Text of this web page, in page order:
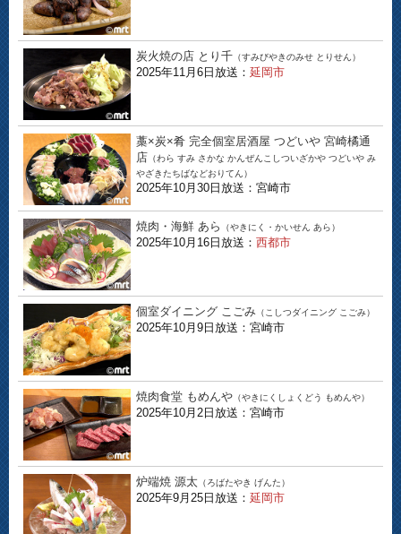
炭火焼の店 とり千 （すみびやきのみせ とりせん）
2025年11月6日放送： 延岡市
藁×炭×肴 完全個室居酒屋 つどいや 宮崎橘通
店 （わら すみ さかな かんぜんこしついざかや つどいや み
やざきたちばなどおりてん）
2025年10月30日放送：宮崎市
焼肉・海鮮 あら （やきにく・かいせん あら）
2025年10月16日放送： 西都市
個室ダイニング こごみ （こしつダイニング こごみ）
2025年10月9日放送：宮崎市
焼肉食堂 もめんや （やきにくしょくどう もめんや）
2025年10月2日放送：宮崎市
炉端焼 源太 （ろばたやき げんた）
2025年9月25日放送： 延岡市